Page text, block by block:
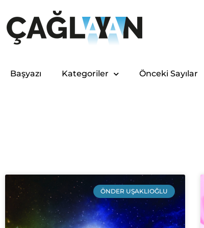
Başyazı Kategoriler Önceki Sayılar
ÖNDER UŞAKLIOĞLU